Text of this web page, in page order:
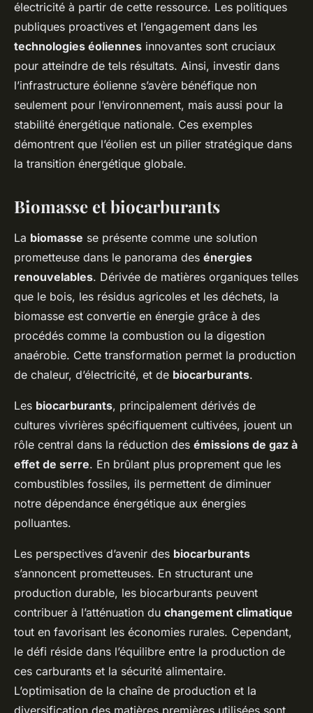
électricité à partir de cette ressource. Les politiques
publiques proactives et l’engagement dans les
technologies éoliennes innovantes sont cruciaux
pour atteindre de tels résultats. Ainsi, investir dans
l’infrastructure éolienne s’avère bénéfique non
seulement pour l’environnement, mais aussi pour la
stabilité énergétique nationale. Ces exemples
démontrent que l’éolien est un pilier stratégique dans
la transition énergétique globale.
Biomasse et biocarburants
La biomasse se présente comme une solution
prometteuse dans le panorama des énergies
renouvelables. Dérivée de matières organiques telles
que le bois, les résidus agricoles et les déchets, la
biomasse est convertie en énergie grâce à des
procédés comme la combustion ou la digestion
anaérobie. Cette transformation permet la production
de chaleur, d’électricité, et de biocarburants.
Les biocarburants, principalement dérivés de
cultures vivrières spécifiquement cultivées, jouent un
rôle central dans la réduction des émissions de gaz à
effet de serre. En brûlant plus proprement que les
combustibles fossiles, ils permettent de diminuer
notre dépendance énergétique aux énergies
polluantes.
Les perspectives d’avenir des biocarburants
s’annoncent prometteuses. En structurant une
production durable, les biocarburants peuvent
contribuer à l’atténuation du changement climatique
tout en favorisant les économies rurales. Cependant,
le défi réside dans l’équilibre entre la production de
ces carburants et la sécurité alimentaire.
L’optimisation de la chaîne de production et la